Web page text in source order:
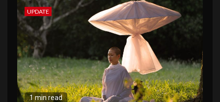
UPDATE
1 min read